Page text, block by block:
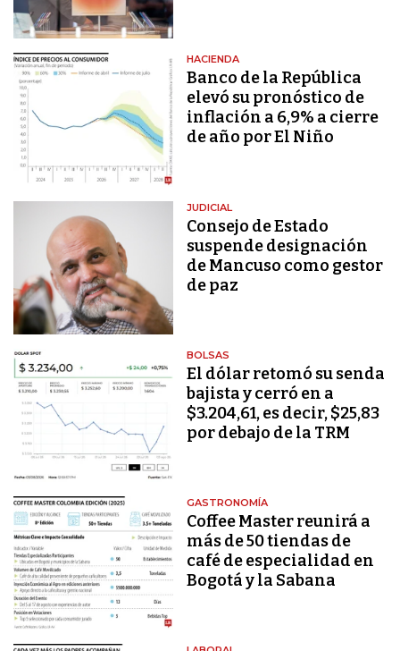
HACIENDA
Banco de la República
elevó su pronóstico de
inflación a 6,9% a cierre
de año por El Niño
JUDICIAL
Consejo de Estado
suspende designación
de Mancuso como gestor
de paz
BOLSAS
El dólar retomó su senda
bajista y cerró en a
$3.204,61, es decir, $25,83
por debajo de la TRM
GASTRONOMÍA
Coffee Master reunirá a
más de 50 tiendas de
café de especialidad en
Bogotá y la Sabana